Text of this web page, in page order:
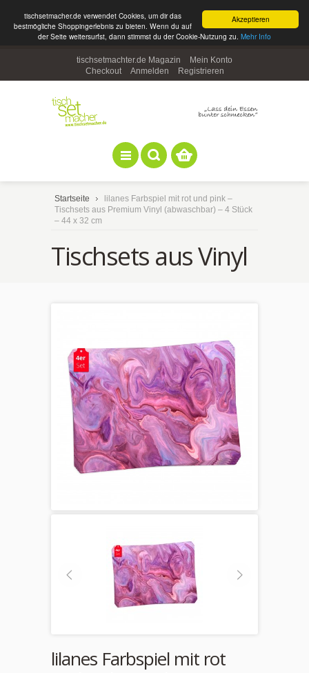
Akzeptieren
tischsetmacher.de verwendet Cookies, um dir das
bestmögliche Shoppingerlebnis zu bieten. Wenn du auf
der Seite weitersurfst, dann stimmst du der Cookie-Nutzung zu. Mehr Info
tischsetmachter.de Magazin
Mein Konto
Checkout
Anmelden Registrieren
Startseite
lilanes Farbspiel mit rot und pink –
Tischsets aus Premium Vinyl (abwaschbar) – 4 Stück
– 44 x 32 cm
Tischsets aus Vinyl
lilanes Farbspiel mit rot